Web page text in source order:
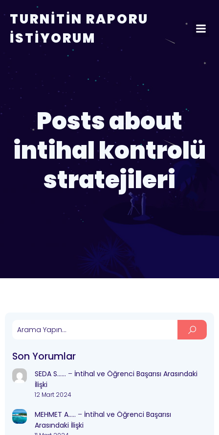
TURNITIN RAPORU
İSTIYORUM
Posts about
intihal kontrolü
stratejileri
Son Yorumlar
SEDA S…… – İntihal ve Öğrenci Başarısı Arasındaki
İlişki
12 Mart 2024
MEHMET A….. – İntihal ve Öğrenci Başarısı
Arasındaki İlişki